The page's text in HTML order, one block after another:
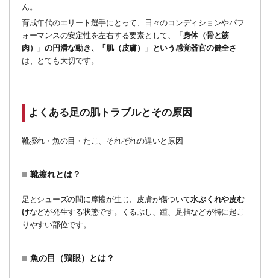
ん。
育成年代のエリート選手にとって、日々のコンディションやパフ
ォーマンスの安定性を左右する要素として、「 身体（骨と筋
肉）」の円滑な動き、「肌（皮膚）」という感覚器官の健全さ
は、とても大切です。
⸻
よくある足の肌トラブルとその原因
靴擦れ・魚の目・たこ、それぞれの違いと原因
靴擦れとは？
足とシューズの間に摩擦が生じ、皮膚が傷ついて水ぶくれや皮む
けなどが発生する状態です。くるぶし、踵、足指などが特に起こ
りやすい部位です。
魚の目（鶏眼）とは？